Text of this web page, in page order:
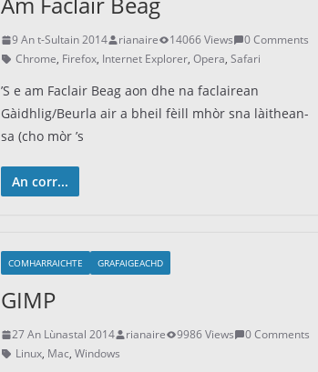
9 An t-Sultain 2014 rianaire 14066 Views
0 Comments
Chrome, Firefox, Internet Explorer, Opera, Safari
’S e am Faclair Beag aon dhe na faclairean
Gàidhlig/Beurla air a bheil fèill mhòr sna làithean-
sa (cho mòr ’s
An corr...
COMHARRAICHTE GRAFAIGEACHD
GIMP
27 An Lùnastal 2014 rianaire 9986 Views
0 Comments
Linux, Mac, Windows